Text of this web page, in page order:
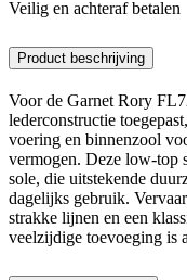
Veilig en achteraf betalen
Product beschrijving
Voor de Garnet Rory
lederconstructie
voering en binnenzool
vermogen. Deze low-top
sole, die uitstekende
dagelijks gebruik.
strakke lijnen en een
veelzijdige toevoeging is